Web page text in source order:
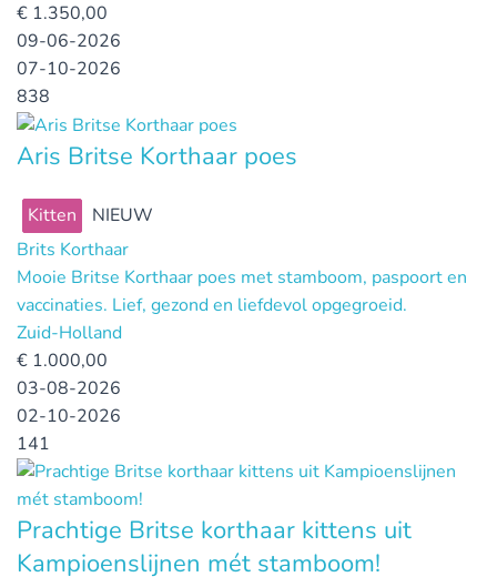
€ 1.350,00
09-06-2026
07-10-2026
838
Aris Britse Korthaar poes
Kitten
NIEUW
Brits Korthaar
Mooie Britse Korthaar poes met stamboom, paspoort en
vaccinaties. Lief, gezond en liefdevol opgegroeid.
Zuid-Holland
€ 1.000,00
03-08-2026
02-10-2026
141
Prachtige Britse korthaar kittens uit
Kampioenslijnen mét stamboom!